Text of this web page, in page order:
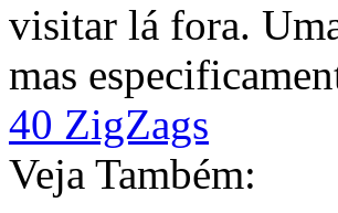
visitar lá fora.
mas
40 ZigZags
Veja Também: